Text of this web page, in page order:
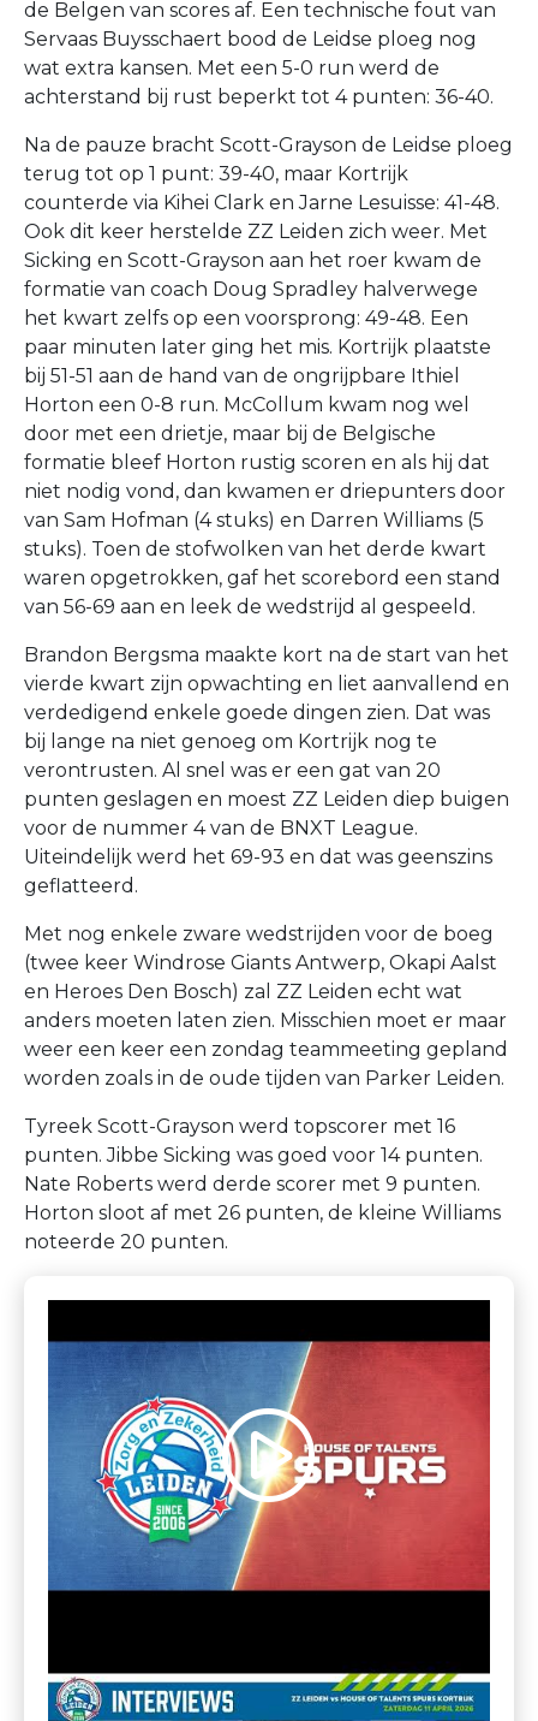
de Belgen van scores af. Een technische fout van
Servaas Buysschaert bood de Leidse ploeg nog
wat extra kansen. Met een 5-0 run werd de
achterstand bij rust beperkt tot 4 punten: 36-40.
Na de pauze bracht Scott-Grayson de Leidse ploeg
terug tot op 1 punt: 39-40, maar Kortrijk
counterde via Kihei Clark en Jarne Lesuisse: 41-48.
Ook dit keer herstelde ZZ Leiden zich weer. Met
Sicking en Scott-Grayson aan het roer kwam de
formatie van coach Doug Spradley halverwege
het kwart zelfs op een voorsprong: 49-48. Een
paar minuten later ging het mis. Kortrijk plaatste
bij 51-51 aan de hand van de ongrijpbare Ithiel
Horton een 0-8 run. McCollum kwam nog wel
door met een drietje, maar bij de Belgische
formatie bleef Horton rustig scoren en als hij dat
niet nodig vond, dan kwamen er driepunters door
van Sam Hofman (4 stuks) en Darren Williams (5
stuks). Toen de stofwolken van het derde kwart
waren opgetrokken, gaf het scorebord een stand
van 56-69 aan en leek de wedstrijd al gespeeld.
Brandon Bergsma maakte kort na de start van het
vierde kwart zijn opwachting en liet aanvallend en
verdedigend enkele goede dingen zien. Dat was
bij lange na niet genoeg om Kortrijk nog te
verontrusten. Al snel was er een gat van 20
punten geslagen en moest ZZ Leiden diep buigen
voor de nummer 4 van de BNXT League.
Uiteindelijk werd het 69-93 en dat was geenszins
geflatteerd.
Met nog enkele zware wedstrijden voor de boeg
(twee keer Windrose Giants Antwerp, Okapi Aalst
en Heroes Den Bosch) zal ZZ Leiden echt wat
anders moeten laten zien. Misschien moet er maar
weer een keer een zondag teammeeting gepland
worden zoals in de oude tijden van Parker Leiden.
Tyreek Scott-Grayson werd topscorer met 16
punten. Jibbe Sicking was goed voor 14 punten.
Nate Roberts werd derde scorer met 9 punten.
Horton sloot af met 26 punten, de kleine Williams
noteerde 20 punten.